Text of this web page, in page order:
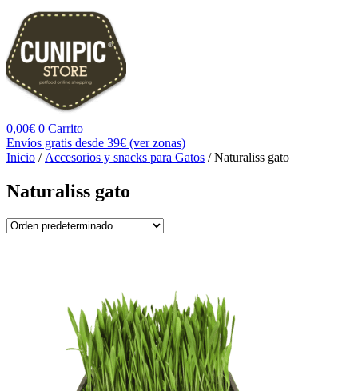
0,00€ 0 Carrito
Envíos gratis desde 39€ (ver zonas)
Inicio / Accesorios y snacks para Gatos / Naturaliss gato
Naturaliss gato